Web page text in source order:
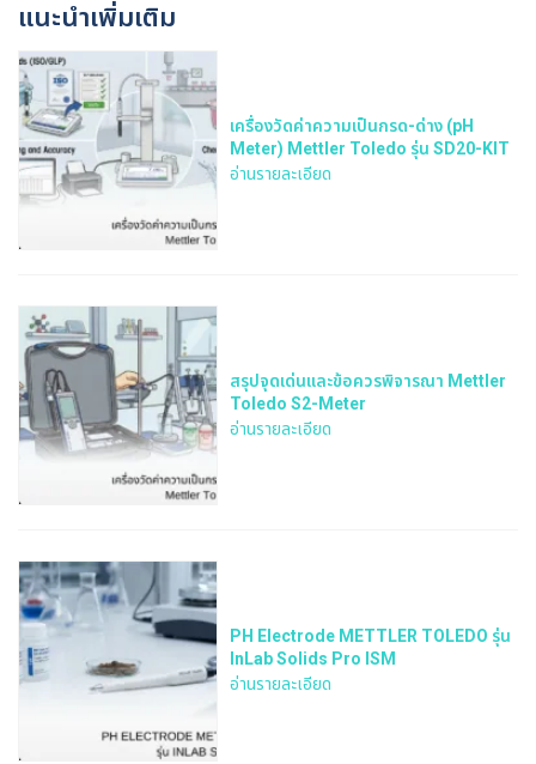
แนะนำเพิ่มเติม
เครื่องวัดค่าความเป็นกรด-ด่าง (pH
Meter) Mettler Toledo รุ่น SD20-KIT
อ่านรายละเอียด
สรุปจุดเด่นและข้อควรพิจารณา Mettler
Toledo S2-Meter
อ่านรายละเอียด
PH Electrode METTLER TOLEDO รุ่น
InLab Solids Pro ISM
อ่านรายละเอียด